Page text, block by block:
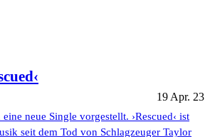
19 Apr. 23
neue Single vorgestellt. ›Rescued‹ ist
seit dem Tod von Schlagzeuger Taylor